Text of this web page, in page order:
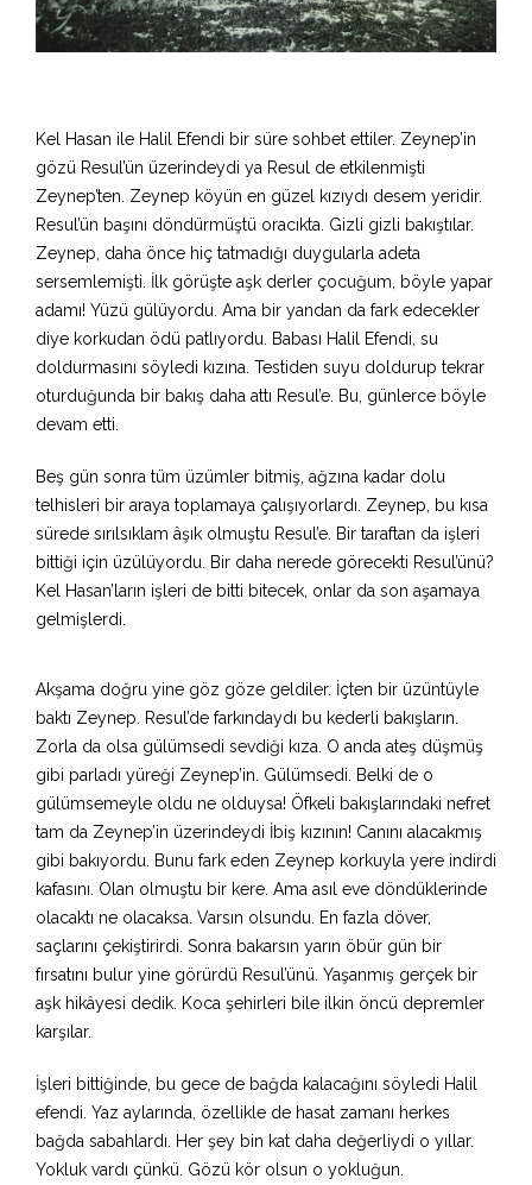
Kel Hasan ile Halil Efendi bir süre sohbet ettiler. Zeynep’in
gözü Resul’ün üzerindeydi ya Resul de etkilenmişti
Zeynep’ten. Zeynep köyün en güzel kızıydı desem yeridir.
Resul’ün başını döndürmüştü oracıkta. Gizli gizli bakıştılar.
Zeynep, daha önce hiç tatmadığı duygularla adeta
sersemlemişti. İlk görüşte aşk derler çocuğum, böyle yapar
adamı! Yüzü gülüyordu. Ama bir yandan da fark edecekler
diye korkudan ödü patlıyordu. Babası Halil Efendi, su
doldurmasını söyledi kızına. Testiden suyu doldurup tekrar
oturduğunda bir bakış daha attı Resul’e. Bu, günlerce böyle
devam etti.
Beş gün sonra tüm üzümler bitmiş, ağzına kadar dolu
telhisleri bir araya toplamaya çalışıyorlardı. Zeynep, bu kısa
sürede sırılsıklam âşık olmuştu Resul’e. Bir taraftan da işleri
bittiği için üzülüyordu. Bir daha nerede görecekti Resul’ünü?
Kel Hasan’ların işleri de bitti bitecek, onlar da son aşamaya
gelmişlerdi.
Akşama doğru yine göz göze geldiler. İçten bir üzüntüyle
baktı Zeynep. Resul’de farkındaydı bu kederli bakışların.
Zorla da olsa gülümsedi sevdiği kıza. O anda ateş düşmüş
gibi parladı yüreği Zeynep’in. Gülümsedi. Belki de o
gülümsemeyle oldu ne olduysa! Öfkeli bakışlarındaki nefret
tam da Zeynep’in üzerindeydi İbiş kızının! Canını alacakmış
gibi bakıyordu. Bunu fark eden Zeynep korkuyla yere indirdi
kafasını. Olan olmuştu bir kere. Ama asıl eve döndüklerinde
olacaktı ne olacaksa. Varsın olsundu. En fazla döver,
saçlarını çekiştirirdi. Sonra bakarsın yarın öbür gün bir
fırsatını bulur yine görürdü Resul’ünü. Yaşanmış gerçek bir
aşk hikâyesi dedik. Koca şehirleri bile ilkin öncü depremler
karşılar.
İşleri bittiğinde, bu gece de bağda kalacağını söyledi Halil
efendi. Yaz aylarında, özellikle de hasat zamanı herkes
bağda sabahlardı. Her şey bin kat daha değerliydi o yıllar.
Yokluk vardı çünkü. Gözü kör olsun o yokluğun.